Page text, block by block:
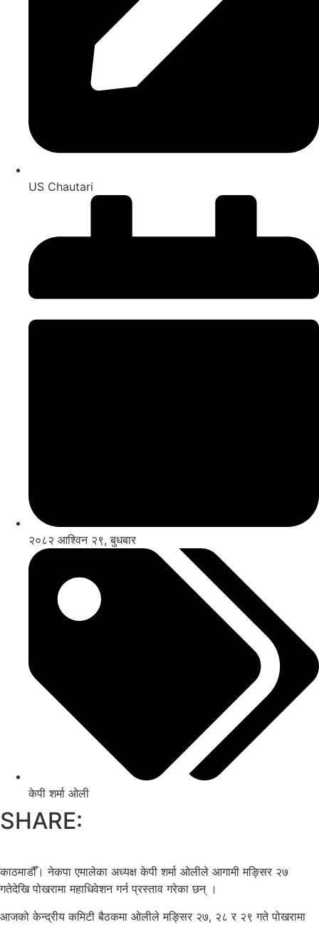
US Chautari
२०८२ आश्विन २९, बुधबार
केपी शर्मा ओली
SHARE:
काठमाडौँ। नेकपा एमालेका अध्यक्ष केपी शर्मा ओलीले आगामी मङ्सिर २७
गतेदेखि पोखरामा महाधिवेशन गर्न प्रस्ताव गरेका छन् ।
आजको केन्द्रीय कमिटी बैठकमा ओलीले मङ्सिर २७, २८ र २९ गते पोखरामा